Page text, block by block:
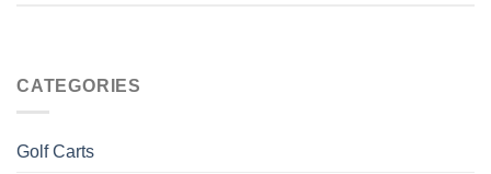
CATEGORIES
Golf Carts